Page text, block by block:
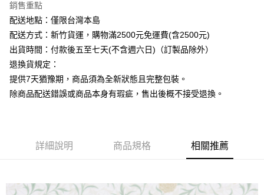
運送方式
下單前請先詢問庫存
每筆NT$130，滿NT$2,500(含以上)免運費
銷售重點
配送地點：僅限台灣本島
配送方式：新竹貨運，購物滿2500元免運費(含2500元)
出貨時間：付款後五至七天(不含週六日)（訂製品除外）
退換貨規定：
提供7天猶豫期，商品須為全新狀態且完整包裝。
除商品配送錯誤或商品本身有瑕疵，售出後概不接受退換。
詳細說明 商品規格 相關推薦